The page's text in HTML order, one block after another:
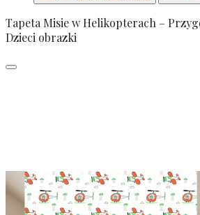
Tapeta Misie w Helikopterach –
Dzieci obrazki